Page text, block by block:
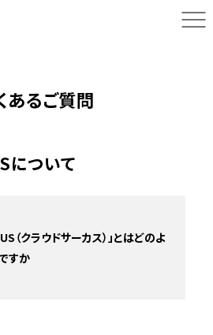
あるご質問
ついて
（クラウドサーカス）」とはどのよ
すか